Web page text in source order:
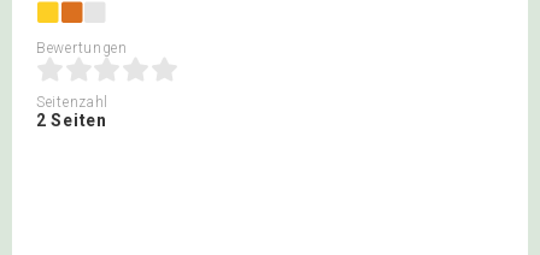
Bewertungen
Seitenzahl
2 Seiten